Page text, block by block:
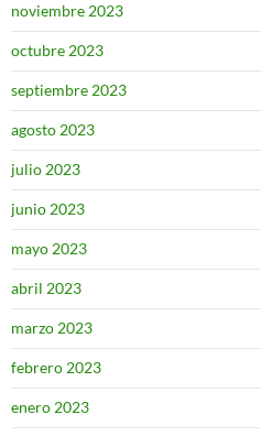
noviembre 2023
octubre 2023
septiembre 2023
agosto 2023
julio 2023
junio 2023
mayo 2023
abril 2023
marzo 2023
febrero 2023
enero 2023